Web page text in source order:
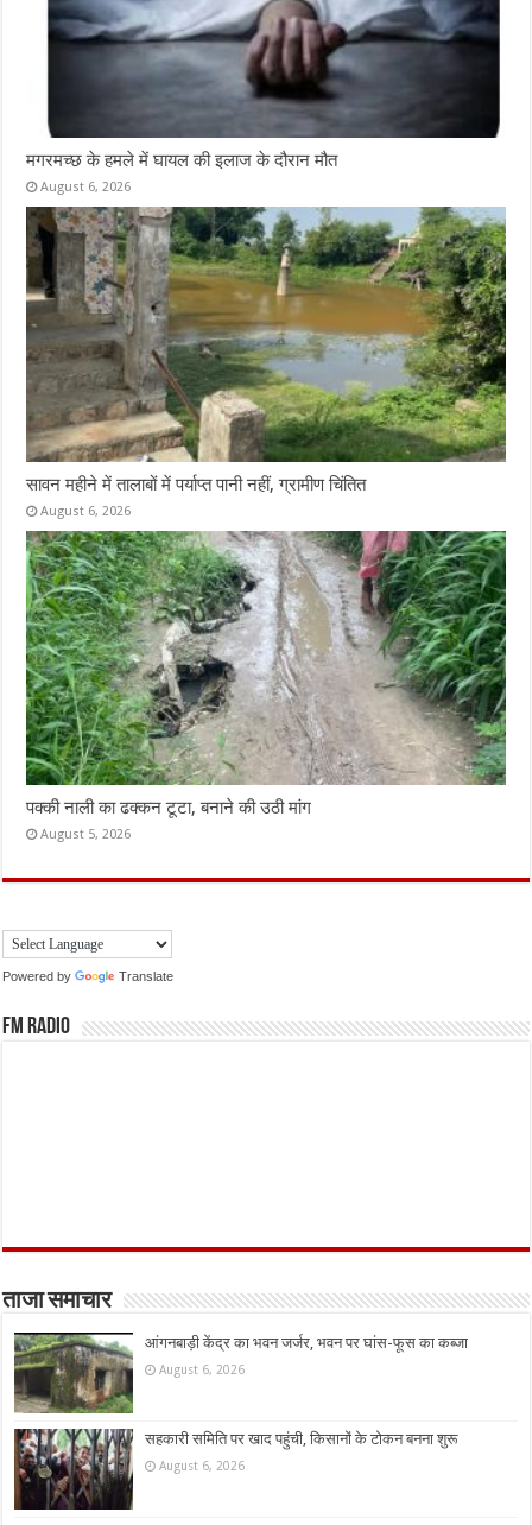
मगरमच्छ के हमले में घायल की इलाज के दौरान मौत
August 6, 2026
सावन महीने में तालाबों में पर्याप्त पानी नहीं, ग्रामीण चिंतित
August 6, 2026
पक्की नाली का ढक्कन टूटा, बनाने की उठी मांग
August 5, 2026
Powered by Translate
FM Radio
ताजा समाचार
आंगनबाड़ी केंद्र का भवन जर्जर, भवन पर घांस-फूस का कब्जा
August 6, 2026
सहकारी समिति पर खाद पहुंची, किसानों के टोकन बनना शुरू
August 6, 2026